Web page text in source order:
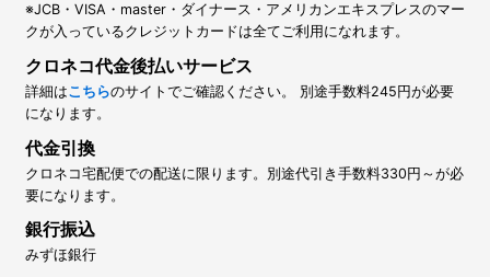
※JCB・VISA・master・ダイナース・アメリカンエキスプレスのマー
クが入っているクレジットカードは全てご利用になれます。
クロネコ代金後払いサービス
詳細はこちらのサイトでご確認ください。 別途手数料245円が必要
になります。
代金引換
クロネコ宅配便での配送に限ります。別途代引き手数料330円～が必
要になります。
銀行振込
みずほ銀行